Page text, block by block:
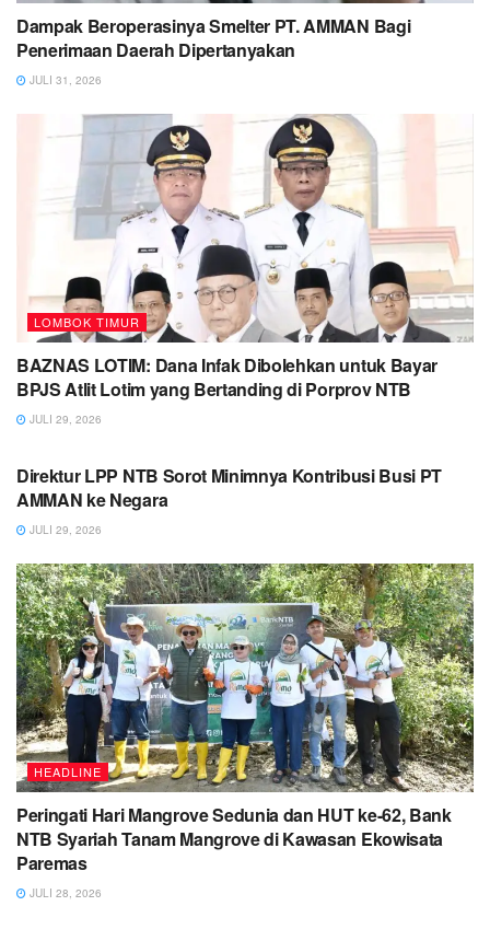
Dampak Beroperasinya Smelter PT. AMMAN Bagi
Penerimaan Daerah Dipertanyakan
JULI 31, 2026
LOMBOK TIMUR
BAZNAS LOTIM: Dana Infak Dibolehkan untuk Bayar
BPJS Atlit Lotim yang Bertanding di Porprov NTB
JULI 29, 2026
Direktur LPP NTB Sorot Minimnya Kontribusi Busi PT
AMMAN ke Negara
JULI 29, 2026
HEADLINE
Peringati Hari Mangrove Sedunia dan HUT ke-62, Bank
NTB Syariah Tanam Mangrove di Kawasan Ekowisata
Paremas
JULI 28, 2026